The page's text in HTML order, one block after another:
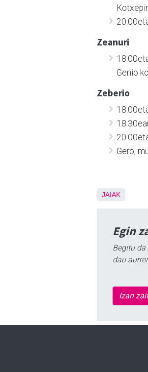
Zeanuri
Genio
Zeberio
Gero,
JAIAK
Egin
Begitu da
dau
Izan